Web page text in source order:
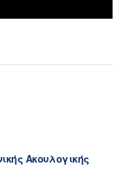
Ακουλογικής